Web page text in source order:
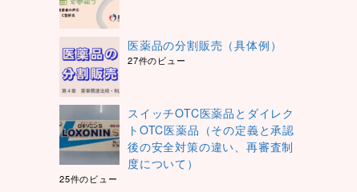
医薬品の分割販売（具体例）
27件のビュー
スイッチOTC医薬品とダイレク
トOTC医薬品（その定義と承認
後の安全対策の違い、再審査制
度について）
25件のビュー